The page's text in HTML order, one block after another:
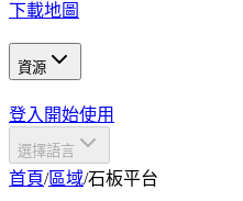
下載地圖
資源
登入開始使用
選擇語言
首頁/區域/石板平台